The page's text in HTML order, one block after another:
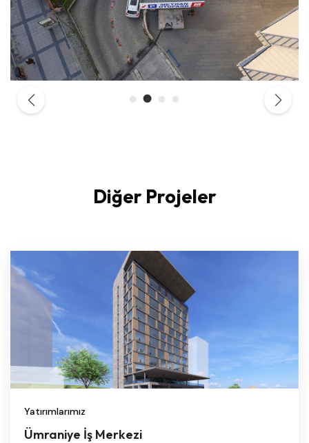
Diğer Projeler
Yatırımlarımız
Ümraniye İş Merkezi